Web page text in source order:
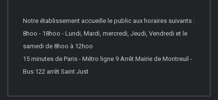
Notre établissement accueille le public aux horaires suivants :
8hoo - 18hoo - Lundi, Mardi, mercredi, Jeudi, Vendredi et le
samedi de 8hoo à 12hoo
15 minutes de Paris - Métro ligne 9 Arrêt Mairie de Montreuil -
Bus 122 arrêt Saint Just